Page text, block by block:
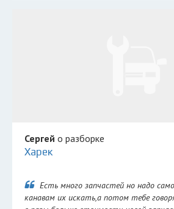
Сергей о разборке
Харек
Есть много запчастей но надо
канавам их искать,а потом тебе